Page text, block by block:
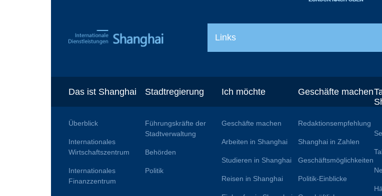
Links
Das ist Shanghai
Überblick
Internationales
Wirtschaftszentrum
Internationales
Finanzzentrum
Stadtregierung
Führungskräfte der
Stadtverwaltung
Behörden
Politik
Ich möchte
Geschäfte machen
Arbeiten in Shanghai
Studieren in Shanghai
Reisen in Shanghai
Geschäfte machen
Redaktionsempfehlung
Shanghai in Zahlen
Geschäftsmöglichkeiten
Politik-Einblicke